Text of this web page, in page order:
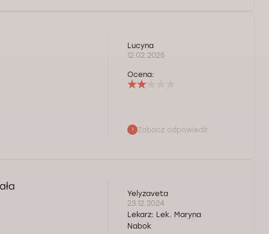
zgadza się Pani
godzinę i
Lucyna
12.02.2025
Ocena:
Zobacz odpowiedź
Yelyzaveta
23.12.2024
Lekarz: Lek. Maryna
Nabok